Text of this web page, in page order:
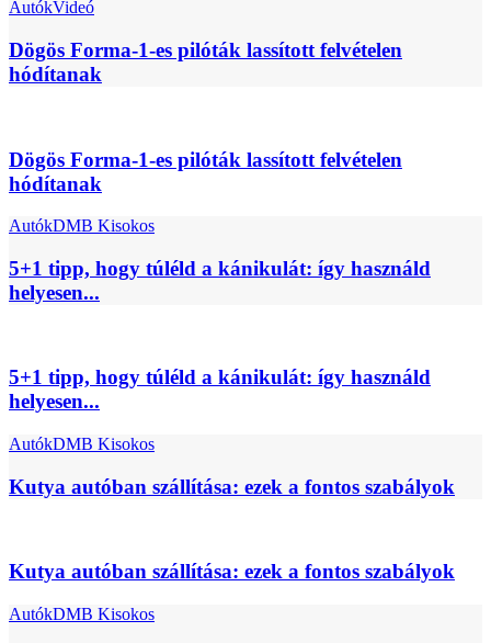
AutókVideó
Dögös Forma-1-es pilóták lassított felvételen
hódítanak
Dögös Forma-1-es pilóták lassított felvételen
hódítanak
AutókDMB Kisokos
5+1 tipp, hogy túléld a kánikulát: így használd
helyesen...
5+1 tipp, hogy túléld a kánikulát: így használd
helyesen...
AutókDMB Kisokos
Kutya autóban szállítása: ezek a fontos szabályok
Kutya autóban szállítása: ezek a fontos szabályok
AutókDMB Kisokos